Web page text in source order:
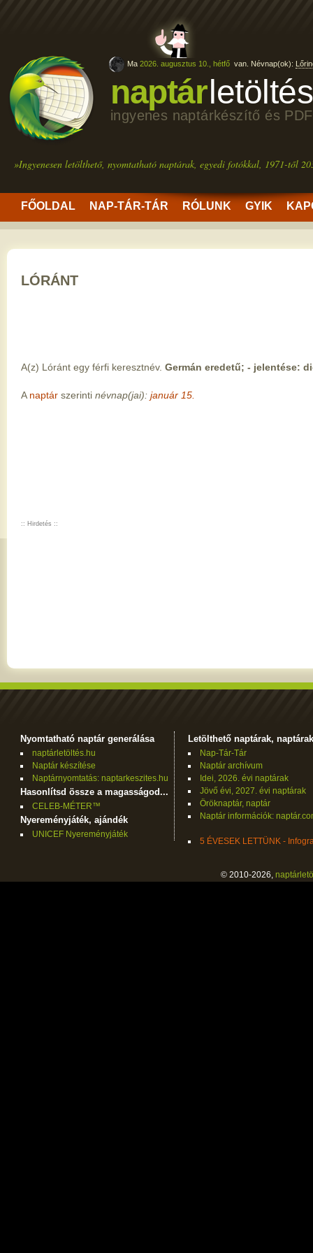
naptárletöltés
ingyenes naptárkészítő és
»Ingyenesen letölthető, nyomtatható naptárak, egyedi fotókkal, 1971-től
FŐOLDAL NAP-TÁR-TÁR RÓLUNK GYIK
Ma 2026. augusztus 10., hétfő van. Névnap(ok):
LÓRÁNT
A(z) Lóránt egy férfi keresztnév. Germán eredetű; - jelentése:
A naptár szerinti névnap(jai): január 15.
:: Hirdetés ::
Nyomtatható naptár generálása
naptárletöltés.hu
Naptár készítése
Naptárnyomtatás: naptarkeszites.hu
Hasonlítsd össze a magasságod...
CELEB-MÉTER™
Nyereményjáték, ajándék
UNICEF Nyereményjáték
Letölthető naptárak, naptárak
Nap-Tár-Tár
Naptár archívum
Idei, 2026. évi naptárak
Jövő évi, 2027. évi naptárak
Öröknaptár, naptár
Naptár információk:
5 ÉVESEK LETTÜNK -
© 2010-2026,